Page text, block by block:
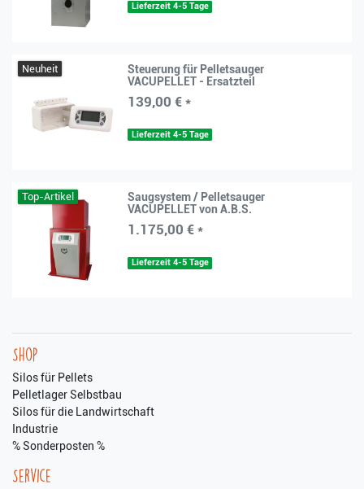
Lieferzeit 4-5 Tage
Neuheit
Steuerung für Pelletsauger
VACUPELLET - Ersatzteil
139,00 € *
Lieferzeit 4-5 Tage
Top-Artikel
Saugsystem / Pelletsauger
VACUPELLET von A.B.S.
1.175,00 € *
Lieferzeit 4-5 Tage
Shop
Silos für Pellets
Pelletlager Selbstbau
Silos für die Landwirtschaft
Industrie
% Sonderposten %
Service